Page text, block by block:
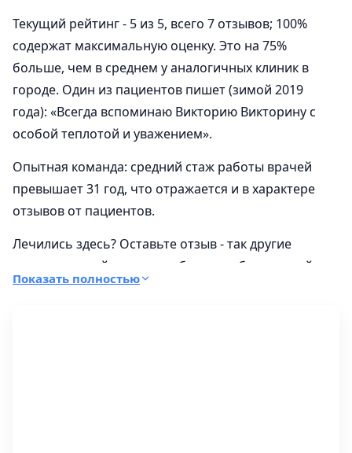
Текущий рейтинг - 5 из 5, всего 7 отзывов; 100%
содержат максимальную оценку. Это на 75%
больше, чем в среднем у аналогичных клиник в
городе. Один из пациентов пишет (зимой 2019
года): «Всегда вспоминаю Викторию Викторину с
особой теплотой и уважением».
Опытная команда: средний стаж работы врачей
превышает 31 год, что отражается и в характере
отзывов от пациентов.
Лечились здесь? Оставьте отзыв - так другие
посетители сайта получат больше объективной
информации о работе врачей, и ориентироваться
Показать полностью